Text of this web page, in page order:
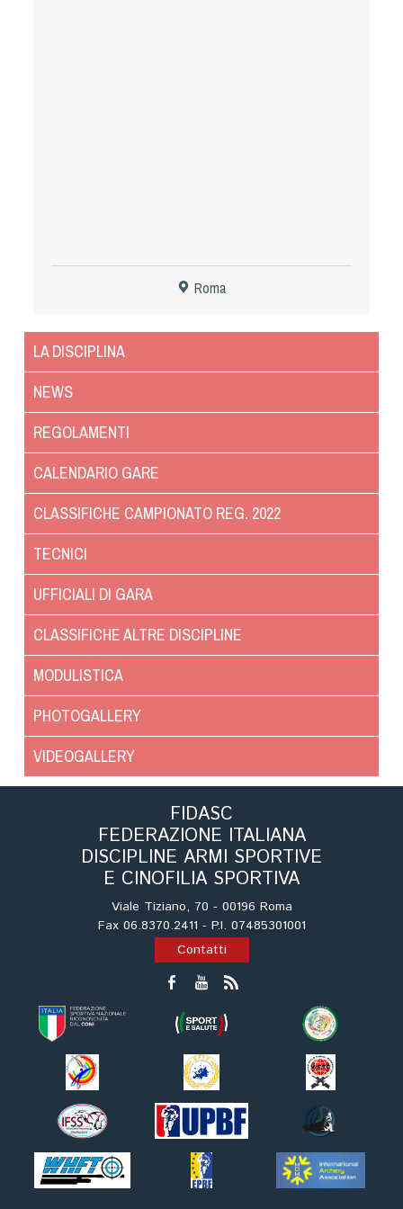
Roma
LA DISCIPLINA
NEWS
REGOLAMENTI
CALENDARIO GARE
CLASSIFICHE CAMPIONATO REG. 2022
TECNICI
UFFICIALI DI GARA
CLASSIFICHE ALTRE DISCIPLINE
MODULISTICA
PHOTOGALLERY
VIDEOGALLERY
FIDASC
FEDERAZIONE ITALIANA
DISCIPLINE ARMI SPORTIVE
E CINOFILIA SPORTIVA
Viale Tiziano, 70 - 00196 Roma
Fax 06.8370.2411 - P.I. 07485301001
Contatti
Cinofilia Sportiva
DiscDog
Dog Triathlon
Nosework
Obedience
Retriever Sport
Sheepdog
Sport acquatici
Freestyle
Cinofilia Venatoria
Sleddog